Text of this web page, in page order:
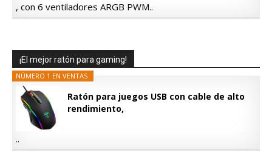
, con 6 ventiladores ARGB PWM..
¡El mejor ratón para gaming!
Ratón para juegos USB con cable de alto
rendimiento,
NÚMERO 1 EN VENTAS
..